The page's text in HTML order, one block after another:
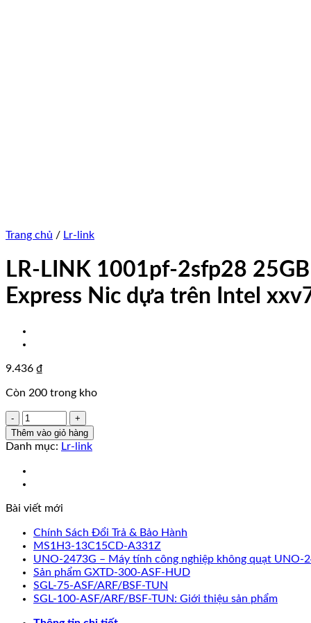
Trang chủ / Lr-link
LR-LINK 1001pf-2sfp28
Express Nic dựa trên Intel
9.436 ₫
Còn 200 trong kho
LR-
LINK
1001pf-
25GB
Card
sợi
Ethernet
Adapter
Dual-
Port
PCI-
Express
Thêm vào giỏ hàng
Danh mục: Lr-link
Bài viết mới
Chính Sách Đổi Trả & Bảo Hành
MS1H3-13C15CD-A331Z
UNO-2473G – Máy tính công nghiệp không quạt UNO-
Sản phẩm GXTD-300-ASF-HUD
SGL-75-ASF/ARF/BSF-TUN
SGL-100-ASF/ARF/BSF-TUN: Giới thiệu sản phẩm